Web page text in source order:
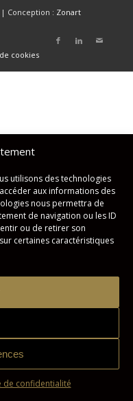
utilisons des technologies
aux informations des
nous permettra de
de navigation ou les ID
ou de retirer son
certaines caractéristiques
de confidentialité
Conception : Zonart
cookies